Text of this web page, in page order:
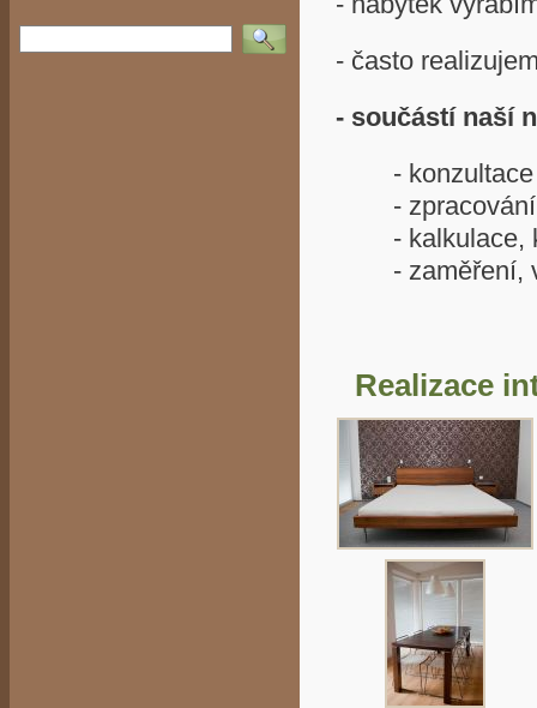
Vyhledat
- často
- součástí naší
- konzultace
- zpracování
- kalkulace,
- zaměření,
Realizace